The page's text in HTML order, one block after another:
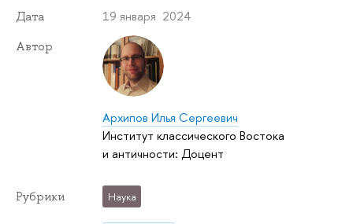
Дата 19 января 2024
Автор
Архипов Илья Сергеевич
Институт классического Востока
и античности: Доцент
Рубрики Наука